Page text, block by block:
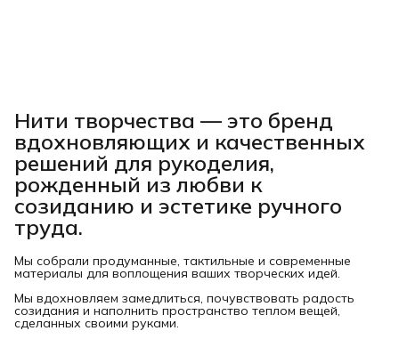
Нити творчества — это бренд
вдохновляющих и качественных
решений для рукоделия,
рожденный из любви к
созиданию и эстетике ручного
труда.
Мы собрали продуманные, тактильные и современные
материалы для воплощения ваших творческих идей.
Мы вдохновляем замедлиться, почувствовать радость
созидания и наполнить пространство теплом вещей,
сделанных своими руками.